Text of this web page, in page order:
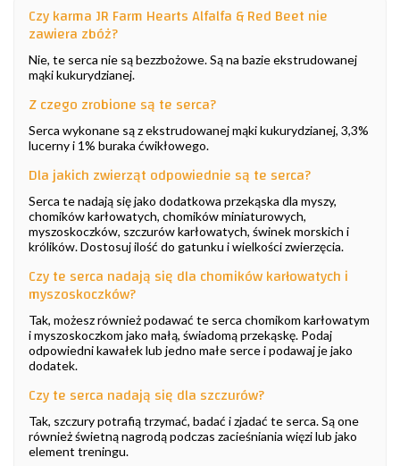
Czy karma JR Farm Hearts Alfalfa & Red Beet nie
zawiera zbóż?
Nie, te serca nie są bezzbożowe. Są na bazie ekstrudowanej
mąki kukurydzianej.
Z czego zrobione są te serca?
Serca wykonane są z ekstrudowanej mąki kukurydzianej, 3,3%
lucerny i 1% buraka ćwikłowego.
Dla jakich zwierząt odpowiednie są te serca?
Serca te nadają się jako dodatkowa przekąska dla myszy,
chomików karłowatych, chomików miniaturowych,
myszoskoczków, szczurów karłowatych, świnek morskich i
królików. Dostosuj ilość do gatunku i wielkości zwierzęcia.
Czy te serca nadają się dla chomików karłowatych i
myszoskoczków?
Tak, możesz również podawać te serca chomikom karłowatym
i myszoskoczkom jako małą, świadomą przekąskę. Podaj
odpowiedni kawałek lub jedno małe serce i podawaj je jako
dodatek.
Czy te serca nadają się dla szczurów?
Tak, szczury potrafią trzymać, badać i zjadać te serca. Są one
również świetną nagrodą podczas zacieśniania więzi lub jako
element treningu.